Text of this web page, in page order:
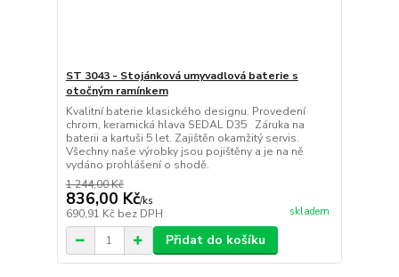
ST 3043 - Stojánková umyvadlová baterie s
otočným ramínkem
Kvalitní baterie klasického designu. Provedení
chrom, keramická hlava SEDAL D35 Záruka na
baterii a kartuši 5 let. Zajištěn okamžitý servis.
Všechny naše výrobky jsou pojištěny a je na ně
vydáno prohlášení o shodě.
1 244,00 Kč
836,00 Kč/ks
690,91 Kč bez DPH skladem
Přidat do košíku